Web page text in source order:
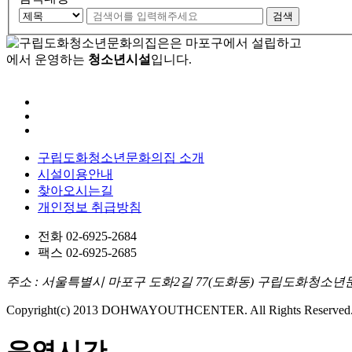
검색
은 마포구에서 설립하고
에서 운영하는 청소년시설입니다.
구립도화청소년문화의집 소개
시설이용안내
찾아오시는길
개인정보 취급방침
전화 02-6925-2684
팩스 02-6925-2685
주소 : 서울특별시 마포구 도화2길 77(도화동) 구립도화청소년
Copyright(c) 2013 DOHWAYOUTHCENTER. All Rights Reserved.